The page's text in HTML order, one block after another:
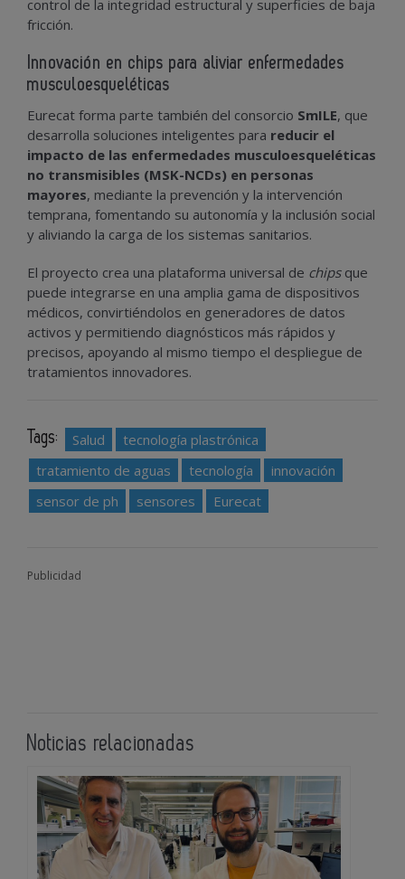
control de la integridad estructural y superficies de baja
fricción.
Innovación en chips para aliviar enfermedades
musculoesqueléticas
Eurecat forma parte también del consorcio SmILE, que
desarrolla soluciones inteligentes para reducir el
impacto de las enfermedades musculoesqueléticas
no transmisibles (MSK-NCDs) en personas
mayores, mediante la prevención y la intervención
temprana, fomentando su autonomía y la inclusión social
y aliviando la carga de los sistemas sanitarios.
El proyecto crea una plataforma universal de chipsque
puede integrarse en una amplia gama de dispositivos
médicos, convirtiéndolos en generadores de datos
activos y permitiendo diagnósticos más rápidos y
precisos, apoyando al mismo tiempo el despliegue de
tratamientos innovadores.
Tags: Salud
tecnología plastrónica
tratamiento de aguas
tecnología
innovación
sensor de ph
sensores Eurecat
Publicidad
Noticias relacionadas